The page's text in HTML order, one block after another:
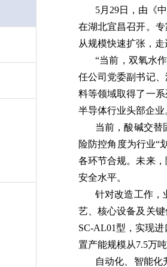
5月29日，由《
在湖北宜昌召开。
从规模快速扩张，
“当前，双氧水
任公司党委副书记
料等领域取得了一
半导体行业头部企业
当前，酸碱交替
险防控角度为行业“
各环节合规。未来
安全水平。
针对改造工作，
艺、核心设备及关
SC-AL01型，实现
置产能规模从7.5万
自动化、智能